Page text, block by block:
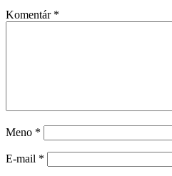
Komentár *
Meno *
E-mail *